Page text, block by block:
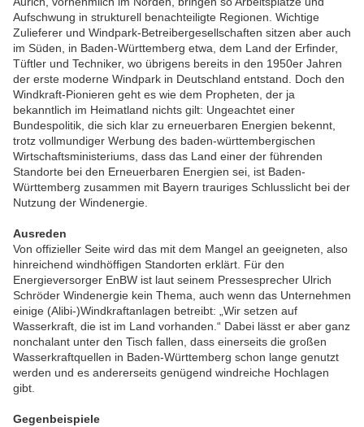
Aufschwung in strukturell benachteiligte Regionen. Wichtige
Zulieferer und Windpark-Betreibergesellschaften sitzen aber auch
im Süden, in Baden-Württemberg etwa, dem Land der Erfinder,
Tüftler und Techniker, wo übrigens bereits in den 1950er Jahren
der erste moderne Windpark in Deutschland entstand. Doch den
Windkraft-Pionieren geht es wie dem Propheten, der ja
bekanntlich im Heimatland nichts gilt: Ungeachtet einer
Bundespolitik, die sich klar zu erneuerbaren Energien bekennt,
trotz vollmundiger Werbung des baden-württembergischen
Wirtschaftsministeriums, dass das Land einer der führenden
Standorte bei den Erneuerbaren Energien sei, ist Baden-
Württemberg zusammen mit Bayern trauriges Schlusslicht bei der
Nutzung der Windenergie.
Ausreden
Von offizieller Seite wird das mit dem Mangel an geeigneten, also
hinreichend windhöffigen Standorten erklärt. Für den
Energieversorger EnBW ist laut seinem Pressesprecher Ulrich
Schröder Windenergie kein Thema, auch wenn das Unternehmen
einige (Alibi-)Windkraftanlagen betreibt: „Wir setzen auf
Wasserkraft, die ist im Land vorhanden.“ Dabei lässt er aber ganz
nonchalant unter den Tisch fallen, dass einerseits die großen
Wasserkraftquellen in Baden-Württemberg schon lange genutzt
werden und es andererseits genügend windreiche Hochlagen
gibt.
Gegenbeispiele